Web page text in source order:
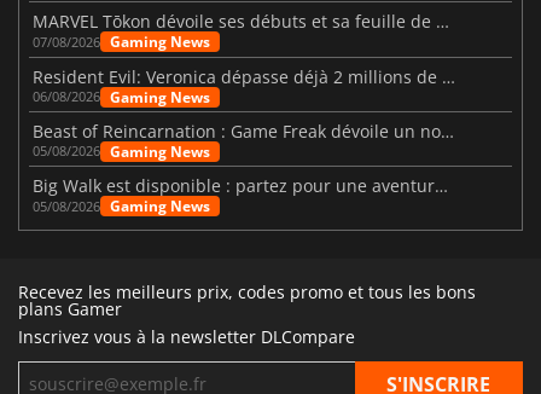
MARVEL Tōkon dévoile ses débuts et sa feuille de route
07/08/2026 Gaming News
Resident Evil: Veronica dépasse déjà 2 millions de wishlists
06/08/2026 Gaming News
Beast of Reincarnation : Game Freak dévoile un nouveau pari
05/08/2026 Gaming News
Big Walk est disponible : partez pour une aventure entre amis
05/08/2026 Gaming News
Recevez les meilleurs prix, codes promo et tous les bons
plans Gamer
Inscrivez vous à la newsletter DLCompare